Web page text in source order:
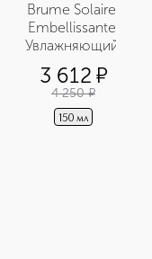
Brume Solaire
Embellissante
Увлажняющий
солнцезащитный спрей
для тела SPF 50+
3 612 ¤
4 250 ¤
150 мл